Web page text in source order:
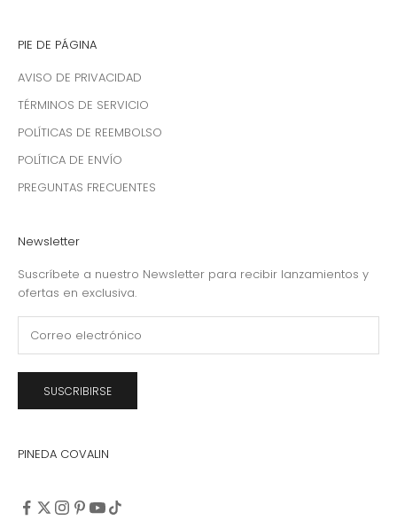
PIE DE PÁGINA
AVISO DE PRIVACIDAD
TÉRMINOS DE SERVICIO
POLÍTICAS DE REEMBOLSO
POLÍTICA DE ENVÍO
PREGUNTAS FRECUENTES
Newsletter
Suscríbete a nuestro Newsletter para recibir lanzamientos y
ofertas en exclusiva.
SUSCRIBIRSE
PINEDA COVALIN